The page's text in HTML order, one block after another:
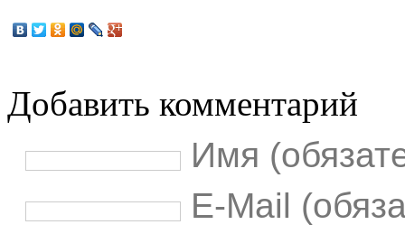
Добавить комментарий
Имя
E-Mail